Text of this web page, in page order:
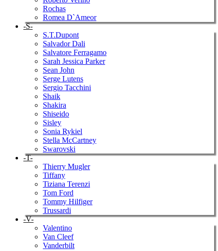
Rochas
Romea D`Ameor
-S-
S.T.Dupont
Salvador Dali
Salvatore Ferragamo
Sarah Jessica Parker
Sean John
Serge Lutens
Sergio Tacchini
Shaik
Shakira
Shiseido
Sisley
Sonia Rykiel
Stella McCartney
Swarovski
-T-
Thierry Mugler
Tiffany
Tiziana Terenzi
Tom Ford
Tommy Hilfiger
Trussardi
-V-
Valentino
Van Cleef
Vanderbilt